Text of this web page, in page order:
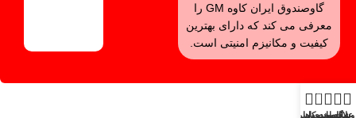
گاوصندوق ایران کاوه GM را
معرفی می کند که دارای بهترین
کیفیت و مکانیزم امنیتی است.
سایدبار
علاقه مندی ها
0
محصول
حساب کاربری من